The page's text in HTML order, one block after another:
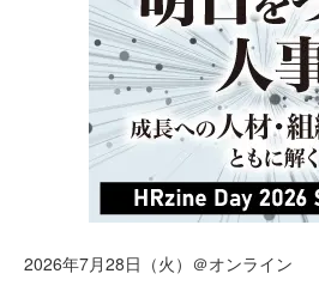
2026年7月28日（火）＠オンライン